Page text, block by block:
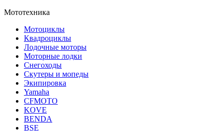
Мототехника
Мотоциклы
Квадроциклы
Лодочные моторы
Моторные лодки
Снегоходы
Скутеры и мопеды
Экипировка
Yamaha
CFMOTO
KOVE
BENDA
BSE